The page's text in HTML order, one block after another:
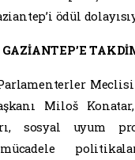
ödül
Miloš Konatar,
sosyal uyum